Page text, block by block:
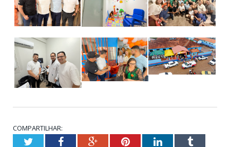
COMPARTILHAR:
TwitterFacebookGoogle+PinterestLinkedInTumblr